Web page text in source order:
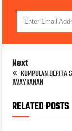
Next
KUMPULAN BERITA
IWAYKANAN
RELATED POSTS